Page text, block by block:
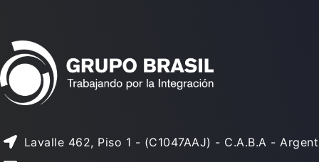
Lavalle 462, Piso 1 - (C1047AAJ) - C.A.B.A -